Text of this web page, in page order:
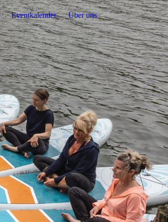
Eventkalender Über uns